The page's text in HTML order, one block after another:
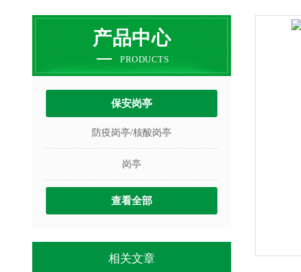
产品中心
PRODUCTS
保安岗亭
防疫岗亭/核酸岗亭
岗亭
查看全部
相关文章